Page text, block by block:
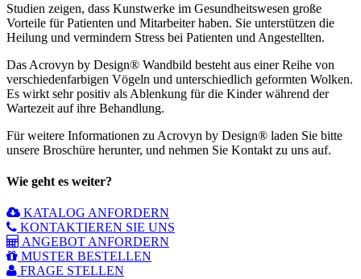
Studien zeigen, dass Kunstwerke im Gesundheitswesen große
Vorteile für Patienten und Mitarbeiter haben. Sie unterstützen die
Heilung und vermindern Stress bei Patienten und Angestellten.
Das Acrovyn by Design® Wandbild besteht aus einer Reihe von
verschiedenfarbigen Vögeln und unterschiedlich geformten Wolken.
Es wirkt sehr positiv als Ablenkung für die Kinder während der
Wartezeit auf ihre Behandlung.
Für weitere Informationen zu Acrovyn by Design® laden Sie bitte
unsere Broschüre herunter, und nehmen Sie Kontakt zu uns auf.
Wie geht es weiter?
KATALOG ANFORDERN
KONTAKTIEREN SIE UNS
ANGEBOT ANFORDERN
MUSTER BESTELLEN
FRAGE STELLEN